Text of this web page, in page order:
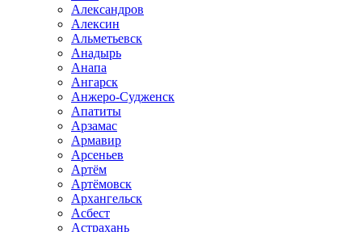
Александров
Алексин
Альметьевск
Анадырь
Анапа
Ангарск
Анжеро-Судженск
Апатиты
Арзамас
Армавир
Арсеньев
Артём
Артёмовск
Архангельск
Асбест
Астрахань